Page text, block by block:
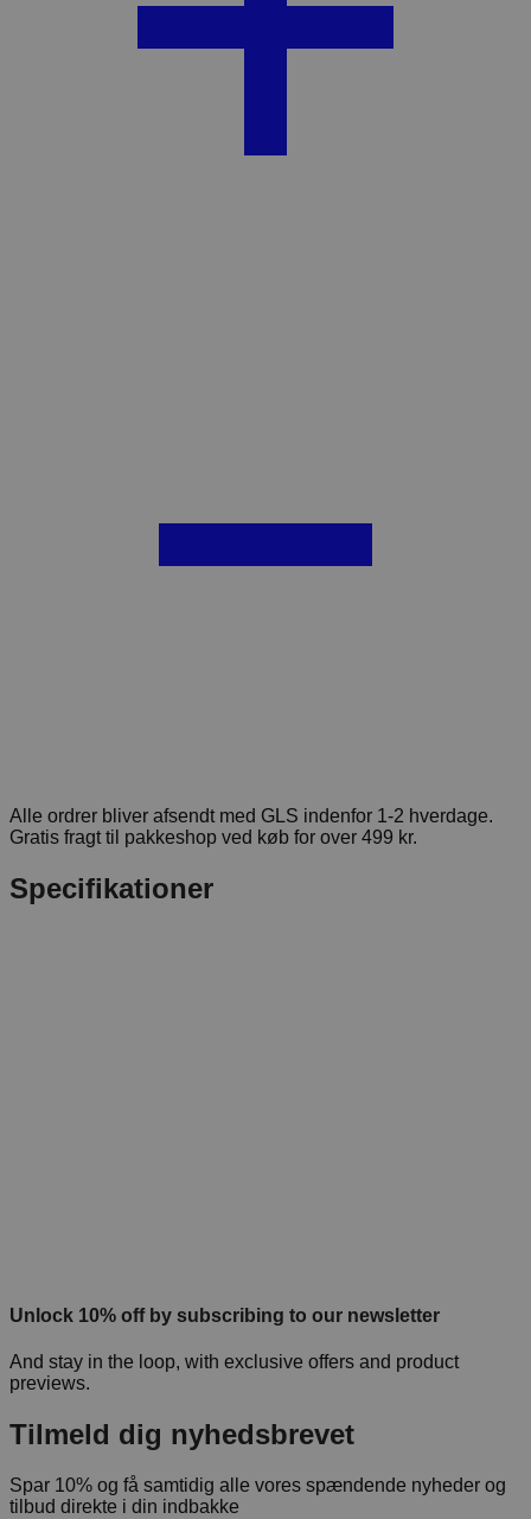
Alle ordrer bliver afsendt med GLS indenfor 1-2 hverdage.
Gratis fragt til pakkeshop ved køb for over 499 kr.
Specifikationer
Unlock 10% off by subscribing to our newsletter
And stay in the loop, with exclusive offers and product
previews.
Tilmeld dig nyhedsbrevet
Spar 10% og få samtidig alle vores spændende nyheder og
tilbud direkte i din indbakke